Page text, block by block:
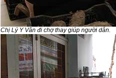
Chị Lý Y Vân đi chợ thay giúp người dân.